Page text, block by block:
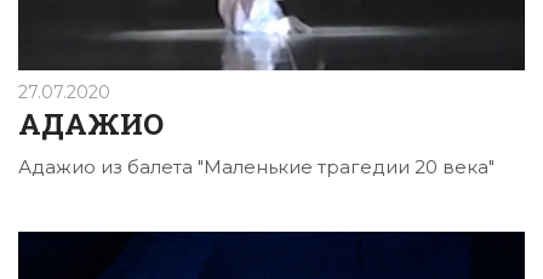
27.07.2020
АДАЖИО
Адажио из балета "Маленькие трагедии 20 века"